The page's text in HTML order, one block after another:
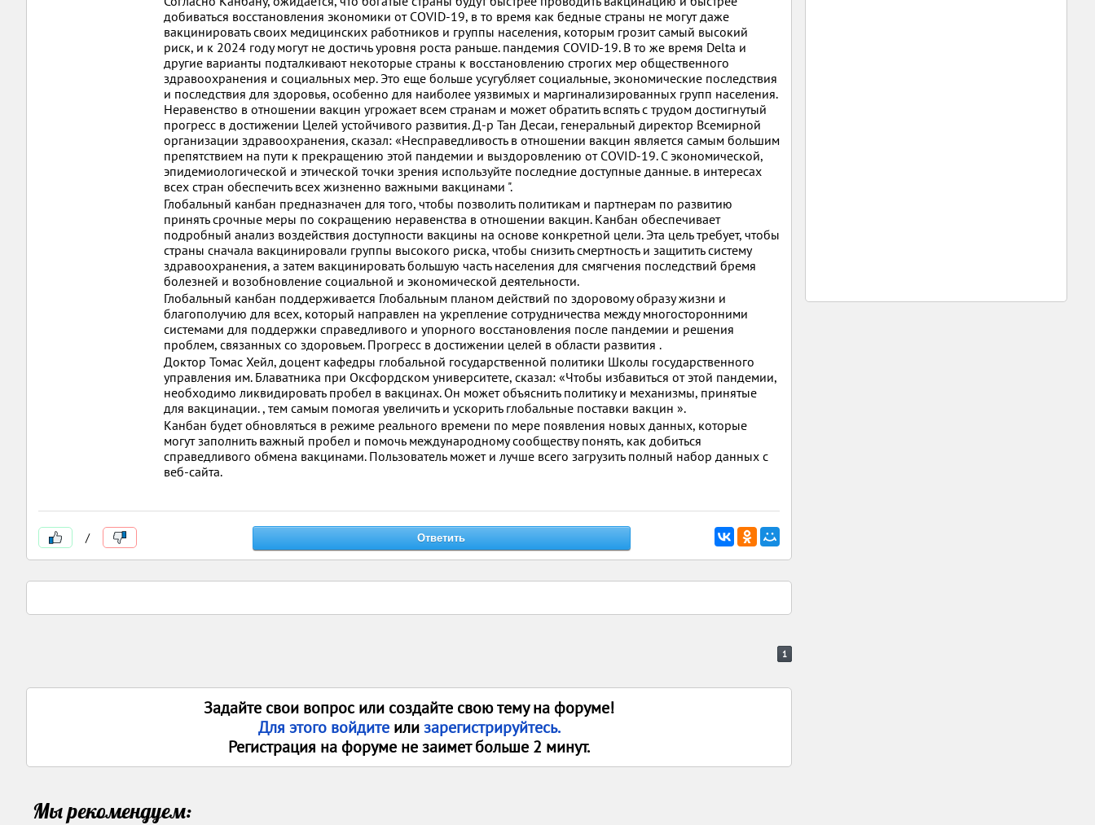
добиваться восстановления экономики от COVID-19, в то время как бедные страны не могут даже
вакцинировать своих медицинских работников и группы населения, которым грозит самый высокий
риск, и к 2024 году могут не достичь уровня роста раньше. пандемия COVID-19. В то же время Delta и
другие варианты подталкивают некоторые страны к восстановлению строгих мер общественного
здравоохранения и социальных мер. Это еще больше усугубляет социальные, экономические последствия
и последствия для здоровья, особенно для наиболее уязвимых и маргинализированных групп населения.
Неравенство в отношении вакцин угрожает всем странам и может обратить вспять с трудом достигнутый
прогресс в достижении Целей устойчивого развития. Д-р Тан Десаи, генеральный директор Всемирной
организации здравоохранения, сказал: «Несправедливость в отношении вакцин является самым большим
препятствием на пути к прекращению этой пандемии и выздоровлению от COVID-19. С экономической,
эпидемиологической и этической точки зрения используйте последние доступные данные. в интересах
всех стран обеспечить всех жизненно важными вакцинами ".
Глобальный канбан предназначен для того, чтобы позволить политикам и партнерам по развитию
принять срочные меры по сокращению неравенства в отношении вакцин. Канбан обеспечивает
подробный анализ воздействия доступности вакцины на основе конкретной цели. Эта цель требует, чтобы
страны сначала вакцинировали группы высокого риска, чтобы снизить смертность и защитить систему
здравоохранения, а затем вакцинировать большую часть населения для смягчения последствий бремя
болезней и возобновление социальной и экономической деятельности.
Глобальный канбан поддерживается Глобальным планом действий по здоровому образу жизни и
благополучию для всех, который направлен на укрепление сотрудничества между многосторонними
системами для поддержки справедливого и упорного восстановления после пандемии и решения
проблем, связанных со здоровьем. Прогресс в достижении целей в области развития .
Доктор Томас Хейл, доцент кафедры глобальной государственной политики Школы государственного
управления им. Блаватника при Оксфордском университете, сказал: «Чтобы избавиться от этой пандемии,
необходимо ликвидировать пробел в вакцинах. Он может объяснить политику и механизмы, принятые
для вакцинации. , тем самым помогая увеличить и ускорить глобальные поставки вакцин ».
Канбан будет обновляться в режиме реального времени по мере появления новых данных, которые
могут заполнить важный пробел и помочь международному сообществу понять, как добиться
справедливого обмена вакцинами. Пользователь может и лучше всего загрузить полный набор данных с
веб-сайта.
/
1
Задайте свои вопрос или создайте свою тему на форуме!
Для этого войдите илизарегистрируйтесь.
Регистрация на форуме не заимет больше 2 минут.
Мы рекомендуем: